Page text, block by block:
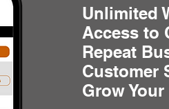
Unlimited
Access to
Repeat
Customer
Grow